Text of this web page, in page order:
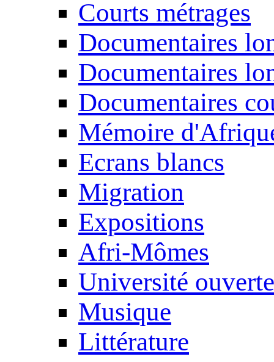
Courts métrages
Documentaires
Documentaires
Documentaires
Mémoire
Ecrans blancs
Migration
Expositions
Afri-Mômes
Université ouverte
Musique
Littérature